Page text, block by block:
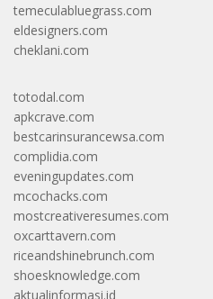
temeculabluegrass.com
eldesigners.com
cheklani.com
totodal.com
apkcrave.com
bestcarinsurancewsa.com
complidia.com
eveningupdates.com
mcochacks.com
mostcreativeresumes.com
oxcarttavern.com
riceandshinebrunch.com
shoesknowledge.com
aktualinformasi.id